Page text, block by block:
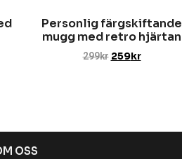
Personlig färgskiftande
mugg med retro hjärtan
299kr 259kr
OSS